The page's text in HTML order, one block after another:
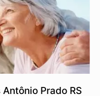
Prado RS